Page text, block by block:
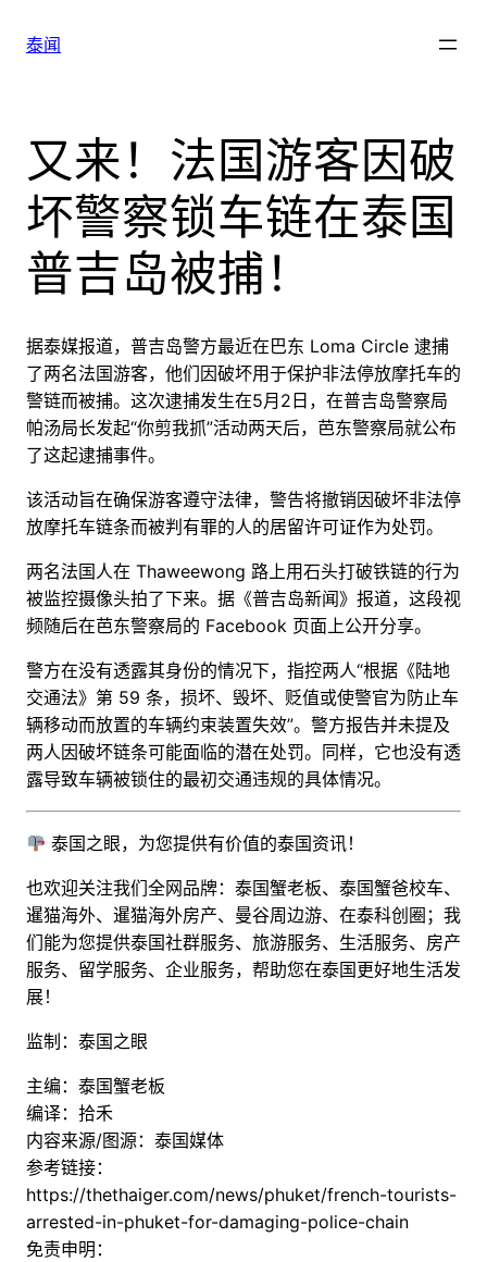
泰闻
又来！法国游客因破
坏警察锁车链在泰国
普吉岛被捕！
据泰媒报道， 普吉岛警方最近在巴东 Loma Circle 逮捕
了两名法国游客，他们因破坏用于保护非法停放摩托车的
警链而被捕。这次逮捕发生在5月2日，在普吉岛警察局
帕汤局长发起“你剪我抓”活动两天后，芭东警察局就公布
了这起逮捕事件。
该活动旨在确保游客遵守法律，警告将撤销因破坏非法停
放摩托车链条而被判有罪的人的居留许可证作为处罚。
两名法国人在 Thaweewong 路上用石头打破铁链的行为
被监控摄像头拍了下来。据《普吉岛新闻》报道，这段视
频随后在芭东警察局的 Facebook 页面上公开分享。
警方在没有透露其身份的情况下，指控两人“根据《陆地
交通法》第 59 条，损坏、毁坏、贬值或使警官为防止车
辆移动而放置的车辆约束装置失效”。警方报告并未提及
两人因破坏链条可能面临的潜在处罚。同样，它也没有透
露导致车辆被锁住的最初交通违规的具体情况。
泰国之眼，为您提供有价值的泰国资讯！
也欢迎关注我们全网品牌：泰国蟹老板、泰国蟹爸校车、
暹猫海外、暹猫海外房产、曼谷周边游、 在泰科创圈 ； 我
们能为您提供泰国社群服务、旅游服务、生活服务、房产
服务、留学服务、企业服务，帮助您在泰国更好地生活发
展！
监制：泰国之眼
主编：泰国蟹老板
编译：拾禾
内容来源/图源：泰国媒体
参考链接：
https://thethaiger.com/news/phuket/french-tourists-
arrested-in-phuket-for-damaging-police-chain
免责申明：